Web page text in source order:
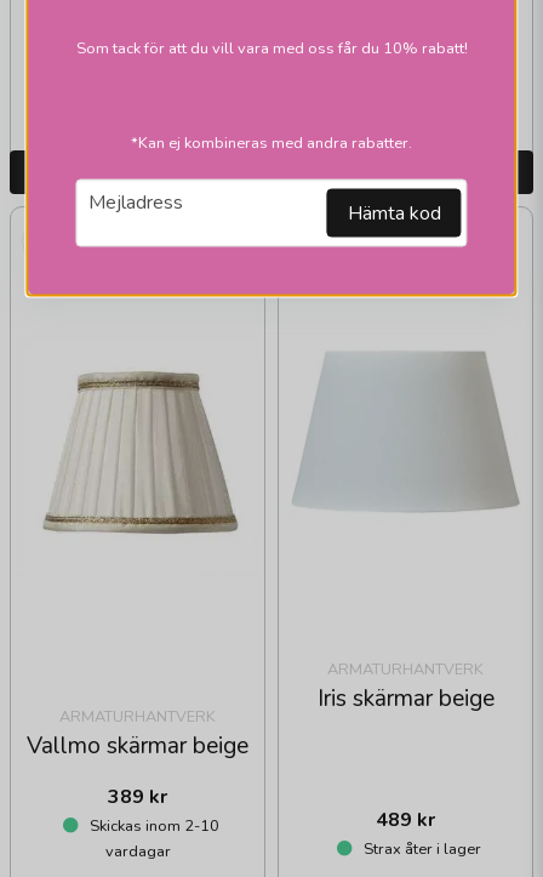
279 kr
ARMATURHANTVERK
Vallmo skärmar beige
389 kr
Skickas inom 2-10
vardagar
ARMATURHANTVERK
Iris skärmar beige
489 kr
Strax åter i lager
Som tack för att du vill vara med oss får du 10% rabatt!
*Kan ej kombineras med andra rabatter.
email
Mejladress Hämta kod